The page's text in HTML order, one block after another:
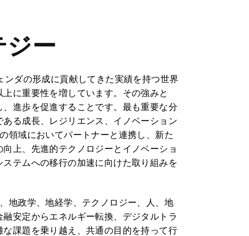
ー
ダの形成に貢献してきた実績を持つ世界
に重要性を増しています。その強みと
進歩を促進することです。最も重要な分
る成長、レジリエンス、イノベーション
領域においてパートナーと連携し、新た
上、先進的テクノロジーとイノベーショ
テムへの移行の加速に向けた取り組みを
地政学、地経学、テクノロジー、人、地
安定からエネルギー転換、デジタルトラ
課題を乗り越え、共通の目的を持って行